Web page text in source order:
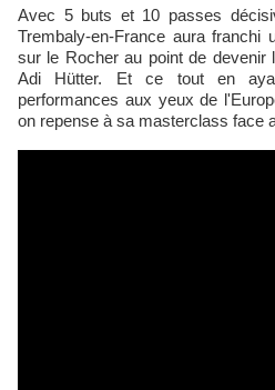
Avec 5 buts et 10 passes
Trembaly-en-France aura
sur le Rocher au point de devenir
Adi Hütter. Et ce tout en
performances aux yeux de
on repense à sa masterclass face